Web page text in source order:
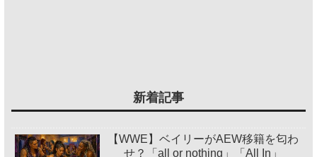
新着記事
【WWE】ベイリーがAEW移籍を匂わ
せ？「all or nothing」「All In」